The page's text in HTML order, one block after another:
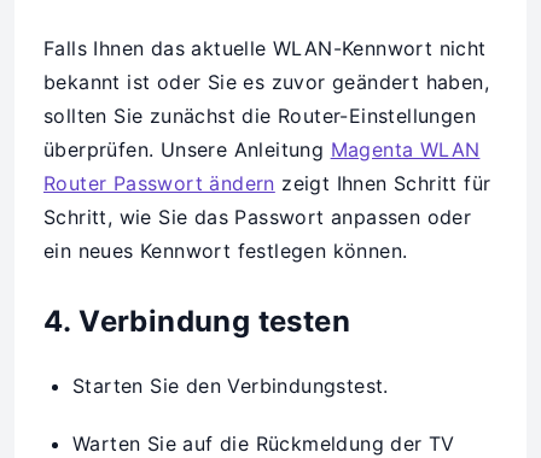
Falls Ihnen das aktuelle WLAN-Kennwort nicht
bekannt ist oder Sie es zuvor geändert haben,
sollten Sie zunächst die Router-Einstellungen
überprüfen. Unsere Anleitung Magenta WLAN
Router Passwort ändern zeigt Ihnen Schritt für
Schritt, wie Sie das Passwort anpassen oder
ein neues Kennwort festlegen können.
4. Verbindung testen
Starten Sie den Verbindungstest.
Warten Sie auf die Rückmeldung der TV